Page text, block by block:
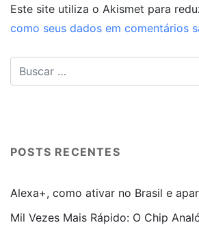
Este site utiliza o Akismet para
como seus dados em comentários
POSTS RECENTES
Alexa+, como ativar no Brasil e
Mil Vezes Mais Rápido: O Chip